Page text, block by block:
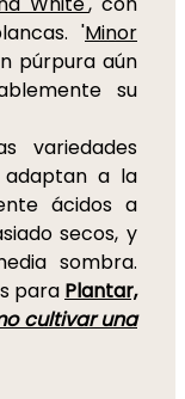
'Minor
púrpura aún
su
variedades
adaptan a la
ácidos a
secos, y
sombra.
para Plantar,
cultivar una